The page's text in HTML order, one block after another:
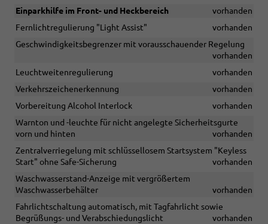
Einparkhilfe im Front- und Heckbereich
vorhanden
Fernlichtregulierung "Light Assist"
vorhanden
Geschwindigkeitsbegrenzer mit vorausschauender Regelung
vorhanden
Leuchtweitenregulierung
vorhanden
Verkehrszeichenerkennung
vorhanden
Vorbereitung Alcohol Interlock
vorhanden
Warnton und -leuchte für nicht angelegte Sicherheitsgurte
vorn und hinten
vorhanden
Zentralverriegelung mit schlüssellosem Startsystem "Keyless
Start" ohne Safe-Sicherung
vorhanden
Waschwasserstand-Anzeige mit vergrößertem
Waschwasserbehälter
vorhanden
Fahrlichtschaltung automatisch, mit Tagfahrlicht sowie
Begrüßungs- und Verabschiedungslicht
vorhanden